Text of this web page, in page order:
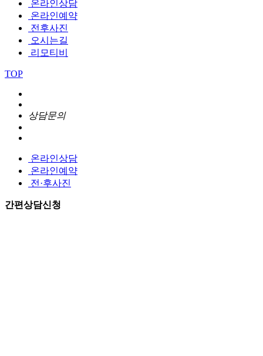
온라인상담
온라인예약
전후사진
오시는길
리모티비
TOP
상담문의
온라인상담
온라인예약
전·후사진
간편상담신청